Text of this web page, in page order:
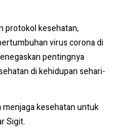
protokol kesehatan,
virus corona di
pentingnya
di kehidupan sehari-
menjaga kesehatan untuk
Sigit.